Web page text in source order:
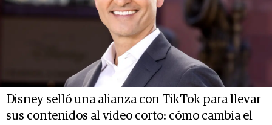
Disney selló una alianza con TikTok para llevar
sus contenidos al video corto: cómo cambia el